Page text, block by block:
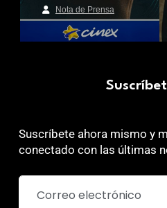
Nota de Prensa
Suscríbete ahora mismo y
conectado con las últimas